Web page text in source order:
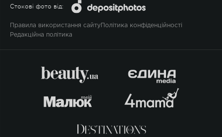
Стокові фото від:
Правила використання сайту Політика конфіденційності
Редакційна політика